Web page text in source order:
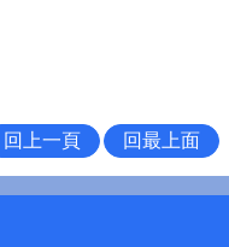
回上一頁 回最上面